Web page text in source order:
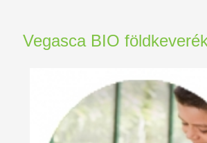
Vegasca BIO